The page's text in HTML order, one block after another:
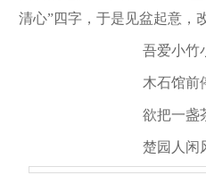
清心”四字，于是见盆起意，
吾爱小竹
木石馆前
欲把一盏
楚园人闲